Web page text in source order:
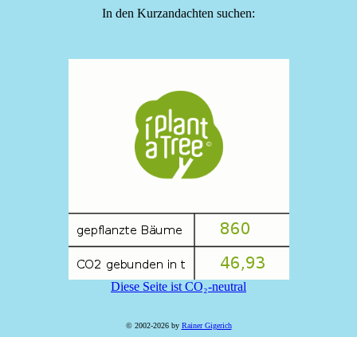
In den Kurzandachten suchen:
Diese Seite ist CO₂-neutral
© 2002-2026 by Rainer Gigerich